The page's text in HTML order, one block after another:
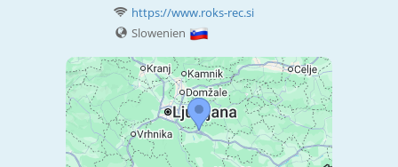
https://www.roks-rec.si
Slowenien